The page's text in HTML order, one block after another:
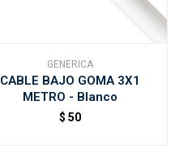
GENERICA
CABLE BAJO GOMA 3X1
METRO - Blanco
$ 50